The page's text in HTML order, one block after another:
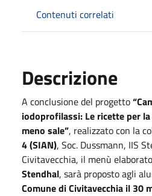
Contenuti correlati
Descrizione
A conclusione del progetto
iodoprofilassi: Le ricette per
meno sale”, realizzato con la
4 (SIAN), Soc. Dussmann, IIS
Civitavecchia, il menù
Stendhal, sarà proposto agli
Comune di Civitavecchia il 30